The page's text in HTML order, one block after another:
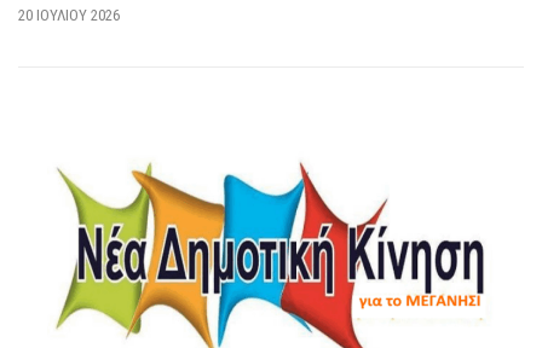
20 ΙΟΥΛΊΟΥ 2026